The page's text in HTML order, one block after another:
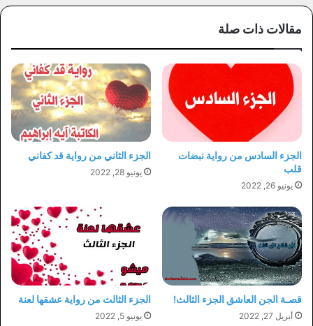
مقالات ذات صلة
الجزء السادس من رواية نبضات
قلب
يونيو 26, 2022
الجزء الثاني من رواية قد كفاني
يونيو 28, 2022
قصـة الجن العاشق الجزء الثالث!
أبريل 27, 2022
الجزء الثالث من رواية عشقها لعنة
يونيو 5, 2022